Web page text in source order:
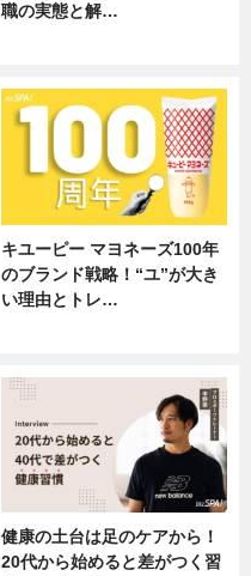
職の実態と解…
キユーピー マヨネーズ100年
のブランド戦略！“ユ”が大き
い理由とトレ…
健康の土台は足のケアから！
20代から始めると差がつく習